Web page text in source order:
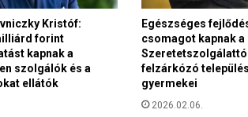
g
a
2
9
.
H
Kristóf:
forint
kapnak a
szolgálók és a
ellátók
Egészséges
csomagot kapnak
felzárkózó
gyermekei
2026.02.06.